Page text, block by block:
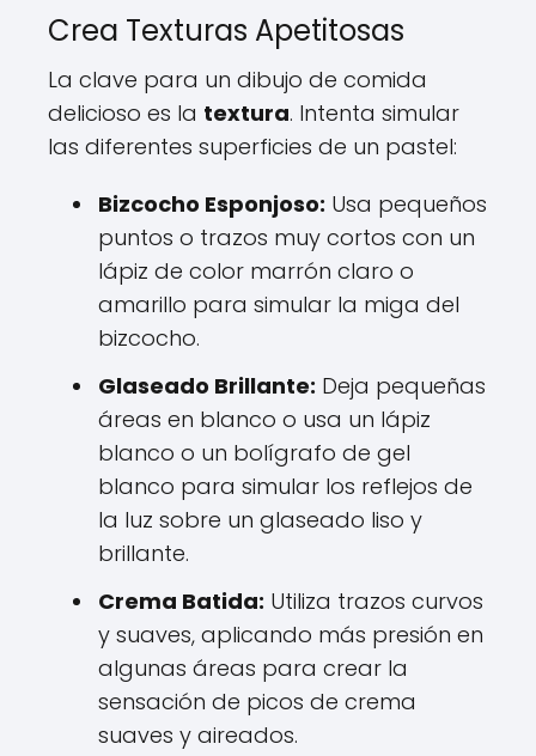
Crea Texturas Apetitosas
La clave para un dibujo de comida
delicioso es la textura. Intenta simular
las diferentes superficies de un pastel:
Bizcocho Esponjoso: Usa pequeños
puntos o trazos muy cortos con un
lápiz de color marrón claro o
amarillo para simular la miga del
bizcocho.
Glaseado Brillante: Deja pequeñas
áreas en blanco o usa un lápiz
blanco o un bolígrafo de gel
blanco para simular los reflejos de
la luz sobre un glaseado liso y
brillante.
Crema Batida: Utiliza trazos curvos
y suaves, aplicando más presión en
algunas áreas para crear la
sensación de picos de crema
suaves y aireados.